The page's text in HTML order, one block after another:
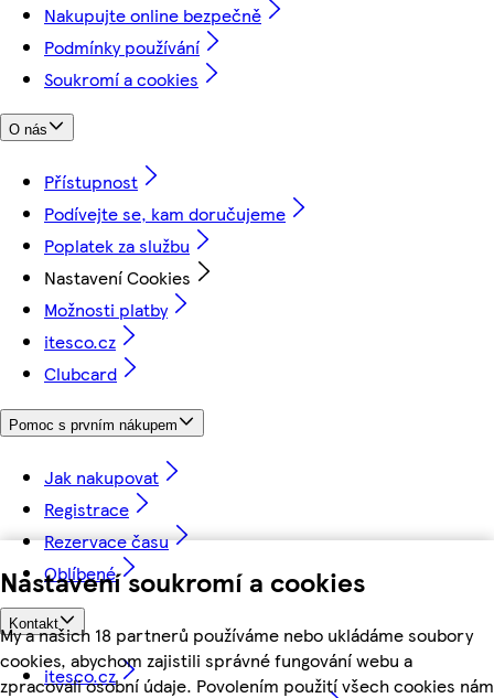
Nastavení soukromí a cookies
My a našich 18 partnerů používáme nebo ukládáme soubory
cookies, abychom zajistili správné fungování webu a
zpracovali osobní údaje. Povolením použití všech cookies nám
Nakupujte online bezpečně
Podmínky používání
Soukromí a cookies
O nás
Přístupnost
Podívejte se, kam doručujeme
Poplatek za službu
Nastavení Cookies
Možnosti platby
itesco.cz
Clubcard
Pomoc s prvním nákupem
Jak nakupovat
Registrace
Rezervace času
Oblíbené
Kontakt
itesco.cz